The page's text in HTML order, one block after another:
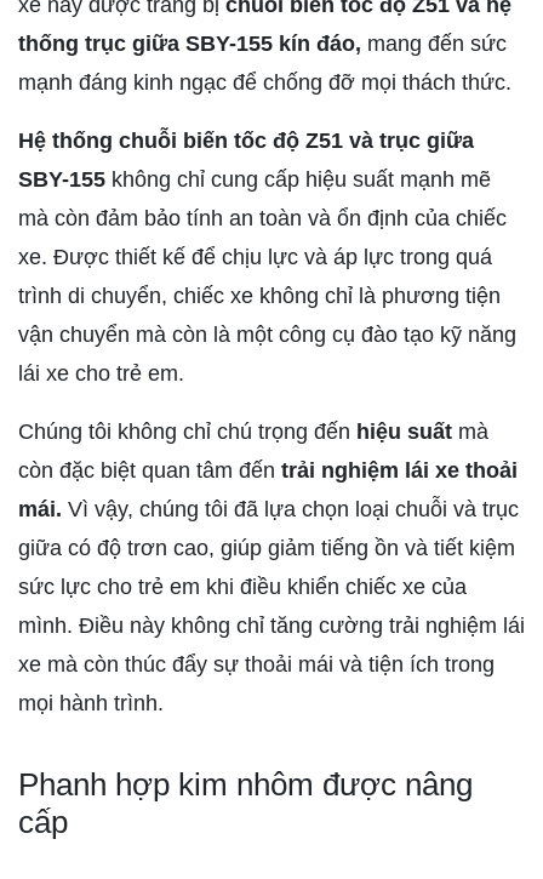
thống trục giữa SBY-155 kín đáo, mang đến sức
mạnh đáng kinh ngạc để chống đỡ mọi thách thức.
Hệ thống chuỗi biến tốc độ Z51 và trục giữa
SBY-155 không chỉ cung cấp hiệu suất mạnh mẽ
mà còn đảm bảo tính an toàn và ổn định của chiếc
xe. Được thiết kế để chịu lực và áp lực trong quá
trình di chuyển, chiếc xe không chỉ là phương tiện
vận chuyển mà còn là một công cụ đào tạo kỹ năng
lái xe cho trẻ em.
Chúng tôi không chỉ chú trọng đến hiệu suất mà
còn đặc biệt quan tâm đến trải nghiệm lái xe thoải
mái. Vì vậy, chúng tôi đã lựa chọn loại chuỗi và trục
giữa có độ trơn cao, giúp giảm tiếng ồn và tiết kiệm
sức lực cho trẻ em khi điều khiển chiếc xe của
mình. Điều này không chỉ tăng cường trải nghiệm lái
xe mà còn thúc đẩy sự thoải mái và tiện ích trong
mọi hành trình.
Phanh hợp kim nhôm được nâng
cấp